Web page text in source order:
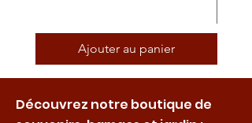
Ajouter au panier
Découvrez notre boutique de